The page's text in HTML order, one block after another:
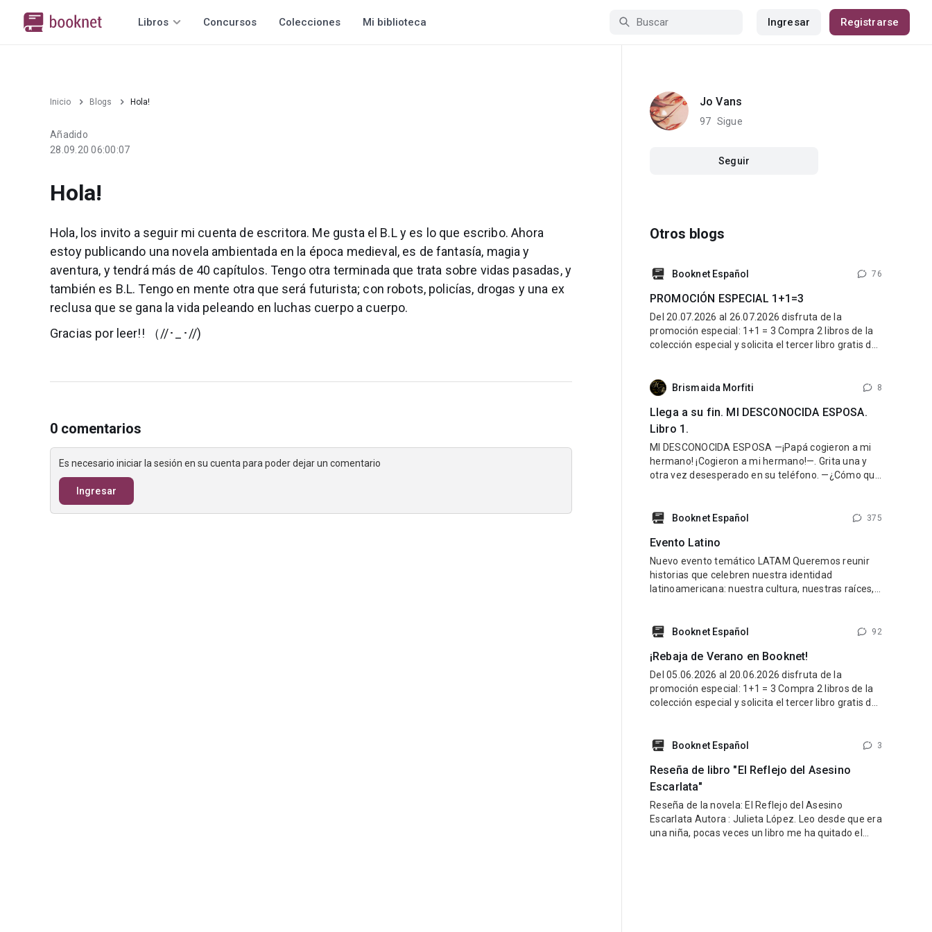
Libros Concursos Colecciones Mi biblioteca Ingresar Registrarse
Inicio Blogs Hola!
Añadido
28.09.20 06:00:07
Hola!
Hola, los invito a seguir mi cuenta de escritora. Me gusta el B.L y es lo que escribo. Ahora
estoy publicando una novela ambientada en la época medieval, es de fantasía, magia y
aventura, y tendrá más de 40 capítulos. Tengo otra terminada que trata sobre vidas pasadas, y
también es B.L. Tengo en mente otra que será futurista; con robots, policías, drogas y una ex
reclusa que se gana la vida peleando en luchas cuerpo a cuerpo.
Gracias por leer!! （//･_･//)
0 comentarios
Es necesario iniciar la sesión en su cuenta para poder dejar un comentario
Ingresar
Jo Vans
97 Sigue
Seguir
Otros blogs
Booknet Español 76
PROMOCIÓN ESPECIAL 1+1=3
Del 20.07.2026 al 26.07.2026 disfruta de la
promoción especial: 1+1 = 3 Compra 2 libros de la
colección especial y solicita el tercer libro gratis de
de esa colección. Escribe al Soporte Técnico y
Brismaida Morfiti 8
Llega a su fin. MI DESCONOCIDA ESPOSA.
Libro 1.
MI DESCONOCIDA ESPOSA —¡Papá cogieron a mi
hermano! ¡Cogieron a mi hermano!—. Grita una y
otra vez desesperado en su teléfono. —¿Cómo que
fue la que nos hizo
Booknet Español 375
Evento Latino
Nuevo evento temático LATAM Queremos reunir
historias que celebren nuestra identidad
latinoamericana: nuestra cultura, nuestras raíces,
latino y una esencia que refleje lo mejor de nuestra
de cualquier género: romance, fantasía,
Booknet Español 92
¡Rebaja de Verano en Booknet!
Del 05.06.2026 al 20.06.2026 disfruta de la
promoción especial: 1+1 = 3 Compra 2 libros de la
colección especial y solicita el tercer libro gratis de
https://booknet.com/es/collections/view?
colección. Escribe
Booknet Español 3
Reseña de libro "El Reflejo del Asesino
Escarlata"
Reseña de la novela: El Reflejo del Asesino
Escarlata Autora : Julieta López. Leo desde que era
una niña, pocas veces un libro me ha quitado el